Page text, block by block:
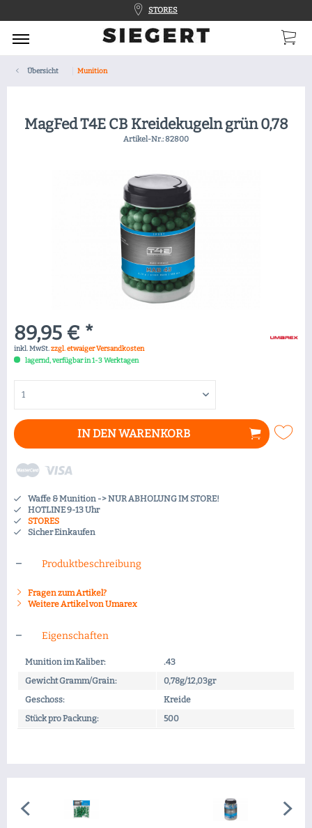
STORES
Übersicht Munition
MagFed T4E CB Kreidekugeln grün 0,78
Artikel-Nr.:82800
89,95 € *
inkl. MwSt.zzgl. etwaiger Versandkosten
lagernd, verfügbar in 1-3 Werktagen
IN DENWARENKORB
Waffe & Munition -> NUR ABHOLUNG IM STORE!
HOTLINE 9-13 Uhr
STORES
Sicher Einkaufen
Produktbeschreibung
Fragen zum Artikel?
Weitere Artikel von Umarex
Eigenschaften
Munition im Kaliber:
.43
Gewicht Gramm/Grain:
0,78g/12,03gr
Geschoss:
Kreide
Stück pro Packung:
500